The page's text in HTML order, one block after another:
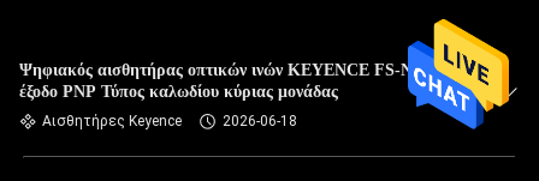
Ψηφιακός αισθητήρας οπτικών ινών KEYENCE FS-N11P με
έξοδο PNP Τύπος καλωδίου κύριας μονάδας
Αισθητήρες Keyence 2026-06-18